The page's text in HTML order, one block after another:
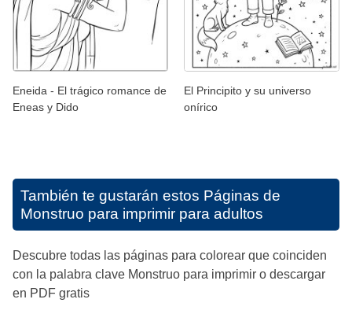
Eneida - El trágico romance de
Eneas y Dido
El Principito y su universo
onírico
También te gustarán estos Páginas de
Monstruo para imprimir para adultos
Descubre todas las páginas para colorear que coinciden
con la palabra clave Monstruo para imprimir o descargar
en PDF gratis